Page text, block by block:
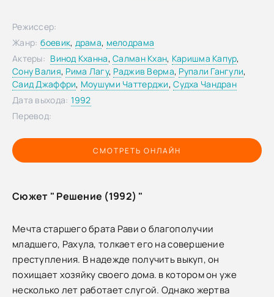
СМОТРЕТЬ ОНЛАЙН
Режиссер:
Жанр: боевик, драма, мелодрама
Актеры: Винод Кханна,Салман Кхан, Каришма Капур,
Сону Валия, Рима Лагу, Раджив Верма, Рупали Гангули,
Саид Джаффри, Моушуми Чаттерджи,Судха Чандран
Дата выхода: 1992
Перевод:
Сюжет " Решение (1992) "
Мечта старшего брата Рави о благополучии
младшего, Рахула, толкает его на совершение
преступления. В надежде получить выкуп, он
похищает хозяйку своего дома. в котором он уже
несколько лет работает слугой. Однако жертва